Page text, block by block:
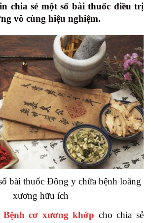
chia sẻ một số bài thuốc điều trị
vô cùng hiệu nghiệm.
bài thuốc Đông y chữa bệnh loãng
xương hữu ích
Bệnh cơ xương khớp cho chia sẻ